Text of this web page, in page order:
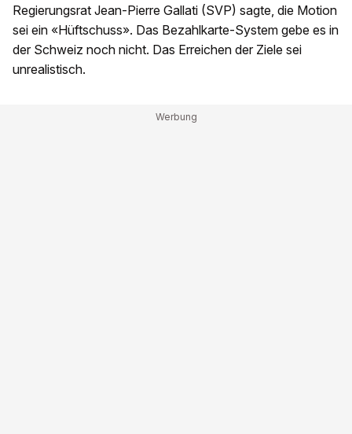
Regierungsrat Jean-Pierre Gallati (SVP) sagte, die Motion
sei ein «Hüftschuss». Das Bezahlkarte-System gebe es in
der Schweiz noch nicht. Das Erreichen der Ziele sei
unrealistisch.